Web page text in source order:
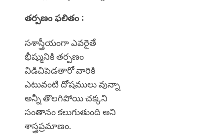
తర్పణం ఫలితం :
సశాస్త్రీయంగా ఎవరైతే
భీష్మునికి తర్పణం
విడిచిపెడతారో వారికి
ఎటువంటి దోషములు వున్నా
అన్నీ తొలగిపోయి చక్కని
సంతానం కలుగుతుంది అని
శాస్త్రప్రమాణం.